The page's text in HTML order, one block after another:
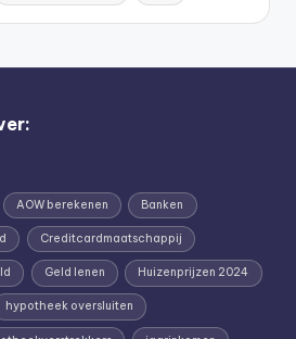
AOW berekenen Banken
Creditcardmaatschappij
Geld lenen Huizenprijzen 2024
hypotheek oversluiten